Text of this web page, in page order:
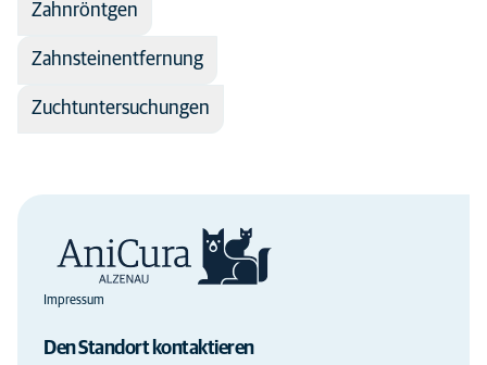
Zahnröntgen
Zahnsteinentfernung
Zuchtuntersuchungen
Impressum
Den Standort kontaktieren